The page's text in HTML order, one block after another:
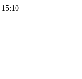
15:10